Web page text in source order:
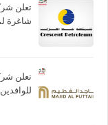
تعلن
شاغرة
تعلن
للوافدين